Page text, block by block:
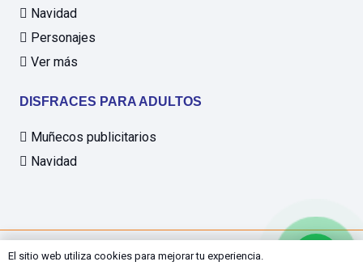
Navidad
Personajes
Ver más
DISFRACES PARA ADULTOS
Muñecos publicitarios
Navidad
© 2025 Disfrases Happys SAC
El sitio web utiliza cookies para mejorar tu experiencia.